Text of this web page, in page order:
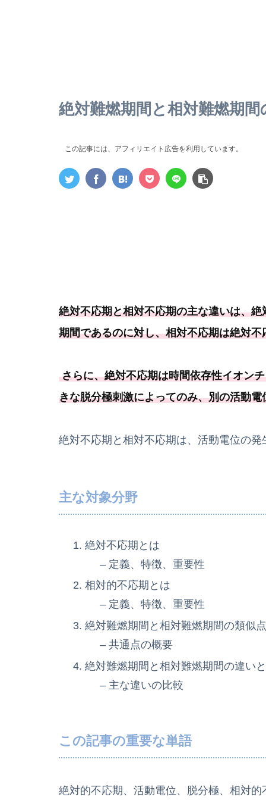
絶対難燃期間と相対難燃期
この記事には、アフィリエイト広告を利用しています。
絶対不応期と相対不応期の主な違いは、絶
期間であるのに対し、相対不応期は絶対
さらに、絶対不応期は時間依存性イオン
きな脱分極刺激によってのみ、別の活動電
絶対不応期と相対不応期は、活動電位の
主な対象分野
絶対不応期とは
– 定義、特徴、重要性
相対的不応期とは
– 定義、特徴、重要性
絶対難燃期間と相対難燃期間の類似
– 共通点の概要
絶対難燃期間と相対難燃期間の違い
– 主な違いの比較
この記事の重要な単語
絶対的不応期、活動電位、脱分極、相対的